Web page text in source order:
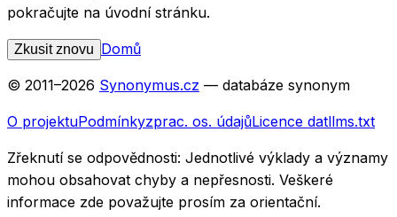
pokračujte na úvodní stránku.
Zkusit znovu Domů
© 2011–2026 Synonymus.cz — databáze synonym
O projektuPodmínkyzprac. os. údajůLicence datllms.txt
Zřeknutí se odpovědnosti: Jednotlivé výklady a významy
mohou obsahovat chyby a nepřesnosti. Veškeré
informace zde považujte prosím za orientační.